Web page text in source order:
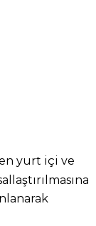
yurt içi ve